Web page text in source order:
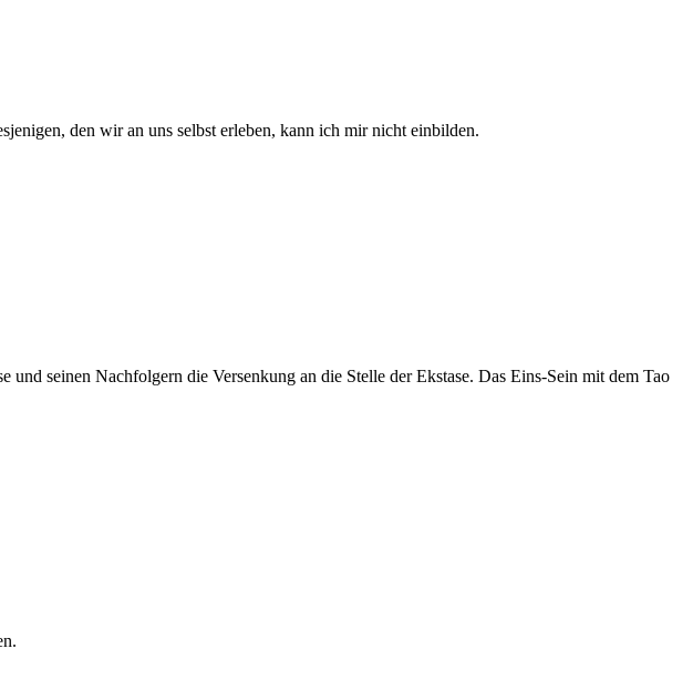
den wir an uns selbst erleben, kann ich mir nicht einbilden.
seinen Nachfolgern die Versenkung an die Stelle der Ekstase. Das Eins-Sein mit dem Tao